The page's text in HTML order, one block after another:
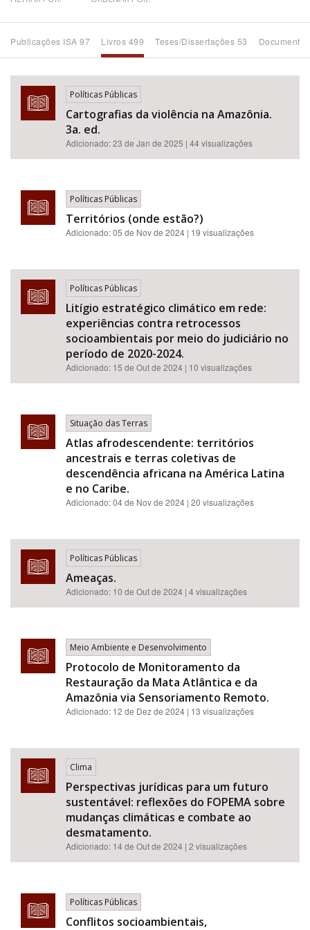
Subtema
Área de Levantamento
BUSCAR
Publicações ISA 97 Livros 499 Teses/Dissertações 53
Políticas Públicas
Cartografias da violência na Amazônia.
3a. ed.
Adicionado:23 de Jan de 2025 | 44 visualizações
Políticas Públicas
Territórios (onde estão?)
Adicionado:05 de Nov de 2024 | 19 visualizações
Políticas Públicas
Litígio estratégico climático em rede:
experiências contra retrocessos
socioambientais por meio do judiciário no
período de 2020-2024.
Adicionado: 15 de Out de 2024 | 10 visualizações
Situação das Terras
Atlas afrodescendente: territórios
ancestrais e terras coletivas de
descendência africana na América Latina
e no Caribe.
Adicionado:04 de Nov de 2024 | 20 visualizações
Políticas Públicas
Ameaças.
Adicionado: 10 de Out de 2024 | 4 visualizações
Meio Ambiente e Desenvolvimento
Protocolo de Monitoramento da
Restauração da Mata Atlântica e da
Amazônia via Sensoriamento Remoto.
Adicionado: 12 de Dez de 2024 | 13 visualizações
Clima
Perspectivas jurídicas para um futuro
sustentável: reflexões do FOPEMA sobre
mudanças climáticas e combate ao
desmatamento.
Adicionado: 14 de Out de 2024 | 2 visualizações
Políticas Públicas
Conflitos socioambientais,